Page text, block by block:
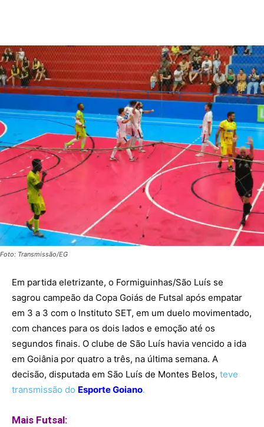
Foto: Transmissão/EG
Em partida eletrizante, o Formiguinhas/São Luís se
sagrou campeão da Copa Goiás de Futsal após empatar
em 3 a 3 com o Instituto SET, em um duelo movimentado,
com chances para os dois lados e emoção até os
segundos finais. O clube de São Luís havia vencido a ida
em Goiânia por quatro a três, na última semana. A
decisão, disputada em São Luís de Montes Belos, teve
transmissão do Esporte Goiano.
Mais Futsal: